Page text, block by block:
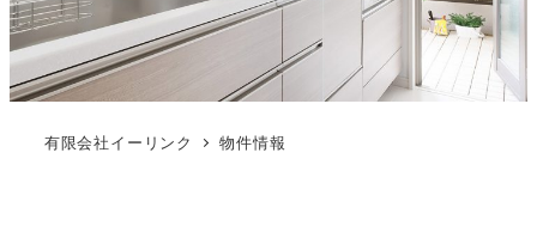
有限会社イーリンク 物件情報